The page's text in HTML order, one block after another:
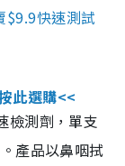
$9.9快速測試
此選購<<
檢測劑，單支
產品以鼻咽拭